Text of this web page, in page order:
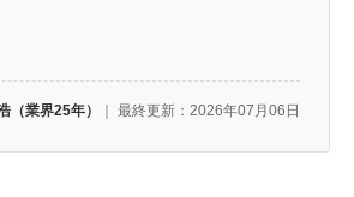
（業界25年） 最終更新：2026年07月06日